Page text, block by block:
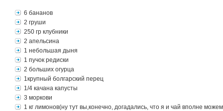
6 бананов
2 груши
250 гр клубники
2 апельсина
1 небольшая дыня
1 пучок редиски
2 больших огурца
1крупный болгарский перец
1/4 качана капусты
3 моркови
1 кг лимонов(ну тут вы,конечно, догадались, что я и чай вполне